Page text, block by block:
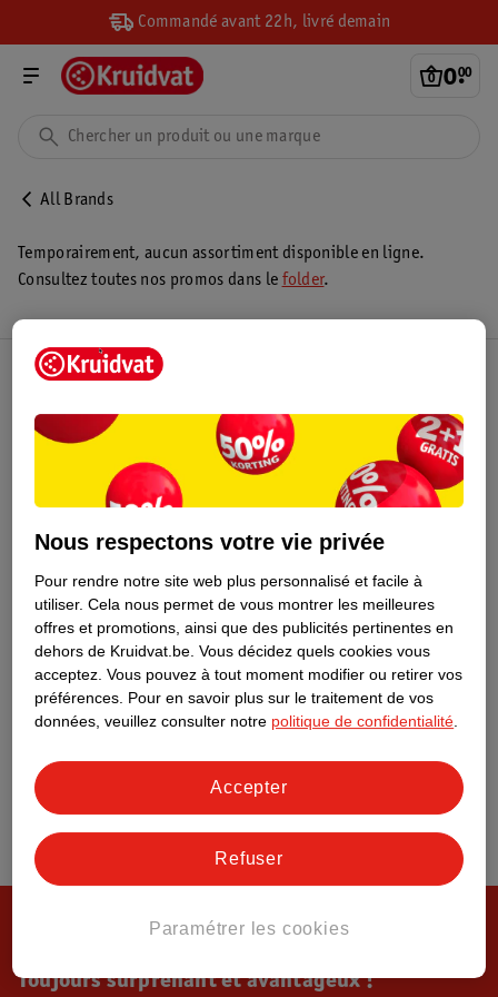
Commandé avant 22h, livré demain
0.
00
All Brands
Temporairement, aucun assortiment disponible en ligne.
Consultez toutes nos promos dans le folder.
Toujours surprenant et avantageux !
Nous respectons votre vie privée
Pour rendre notre site web plus personnalisé et facile à
utiliser. Cela nous permet de vous montrer les meilleures
offres et promotions, ainsi que des publicités pertinentes en
dehors de Kruidvat.be. Vous décidez quels cookies vous
acceptez. Vous pouvez à tout moment modifier ou retirer vos
préférences. Pour en savoir plus sur le traitement de vos
données, veuillez consulter notre politique de confidentialité
Paramétrer les cookies
Refuser
Accepter